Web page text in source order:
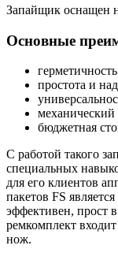
Запайщик оснащен
Основные
простота и
бюджетная
С работой такого
специальных
для его клиентов
пакетов FS
эффективен, прост
ремкомплект
нож.